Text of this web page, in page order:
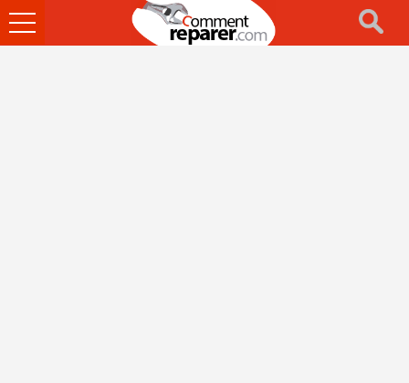
Ouvrir
le